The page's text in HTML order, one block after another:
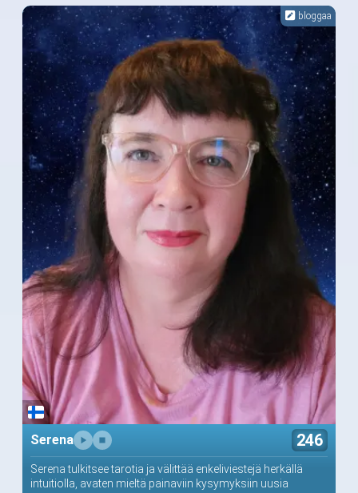
bloggaa
Serena 246
Serena tulkitsee tarotia ja välittää enkeliviestejä herkällä
intuitiolla, avaten mieltä painaviin kysymyksiin uusia